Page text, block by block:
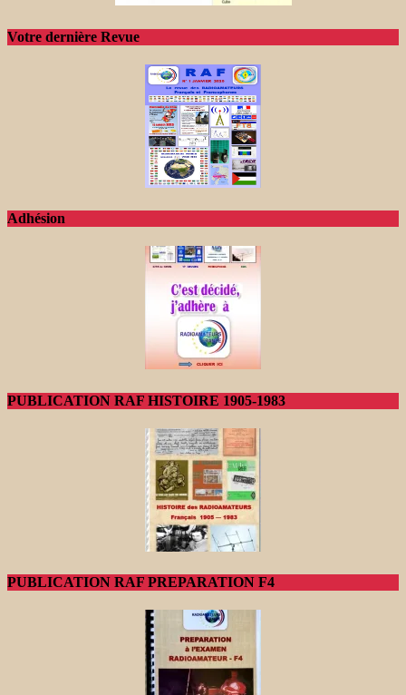
Votre dernière Revue
Adhésion
PUBLICATION RAF HISTOIRE 1905-1983
PUBLICATION RAF PREPARATION F4